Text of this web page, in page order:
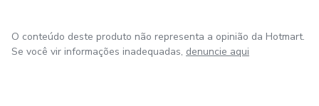
📄 Operações fundamentais (adição, subtração,
O conteúdo deste produto não representa a opinião da Hotmart.
Se você vir informações inadequadas, denuncie aqui